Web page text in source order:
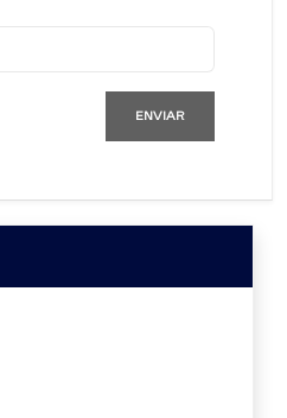
ENVIAR